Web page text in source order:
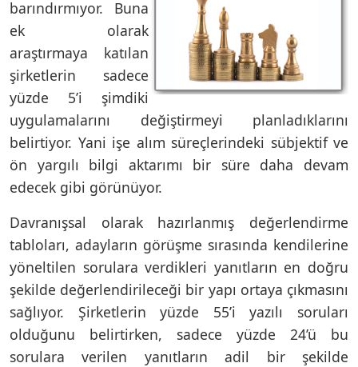
barındırmıyor. Buna
ek olarak
araştırmaya katılan
şirketlerin sadece
yüzde 5’i şimdiki
uygulamalarını değiştirmeyi planladıklarını
belirtiyor. Yani işe alım süreçlerindeki sübjektif ve
ön yargılı bilgi aktarımı bir süre daha devam
edecek gibi görünüyor.
Davranışsal olarak hazırlanmış değerlendirme
tabloları, adayların görüşme sırasında kendilerine
yöneltilen sorulara verdikleri yanıtların en doğru
şekilde değerlendirileceği bir yapı ortaya çıkmasını
sağlıyor. Şirketlerin yüzde 55’i yazılı soruları
olduğunu belirtirken, sadece yüzde 24’ü bu
sorulara verilen yanıtların adil bir şekilde